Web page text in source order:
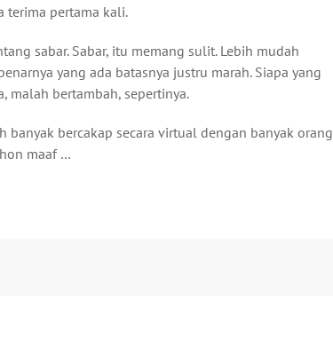
terima pertama kali.
sabar. Sabar, itu memang sulit. Lebih mudah
yang ada batasnya justru marah. Siapa yang
malah bertambah, sepertinya.
banyak bercakap secara virtual dengan banyak orang
maaf …